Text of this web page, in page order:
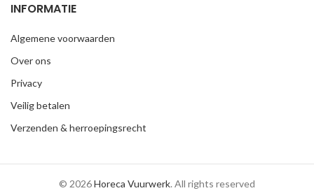
INFORMATIE
Algemene voorwaarden
Over ons
Privacy
Veilig betalen
Verzenden & herroepingsrecht
© 2026Horeca Vuurwerk. All rights reserved